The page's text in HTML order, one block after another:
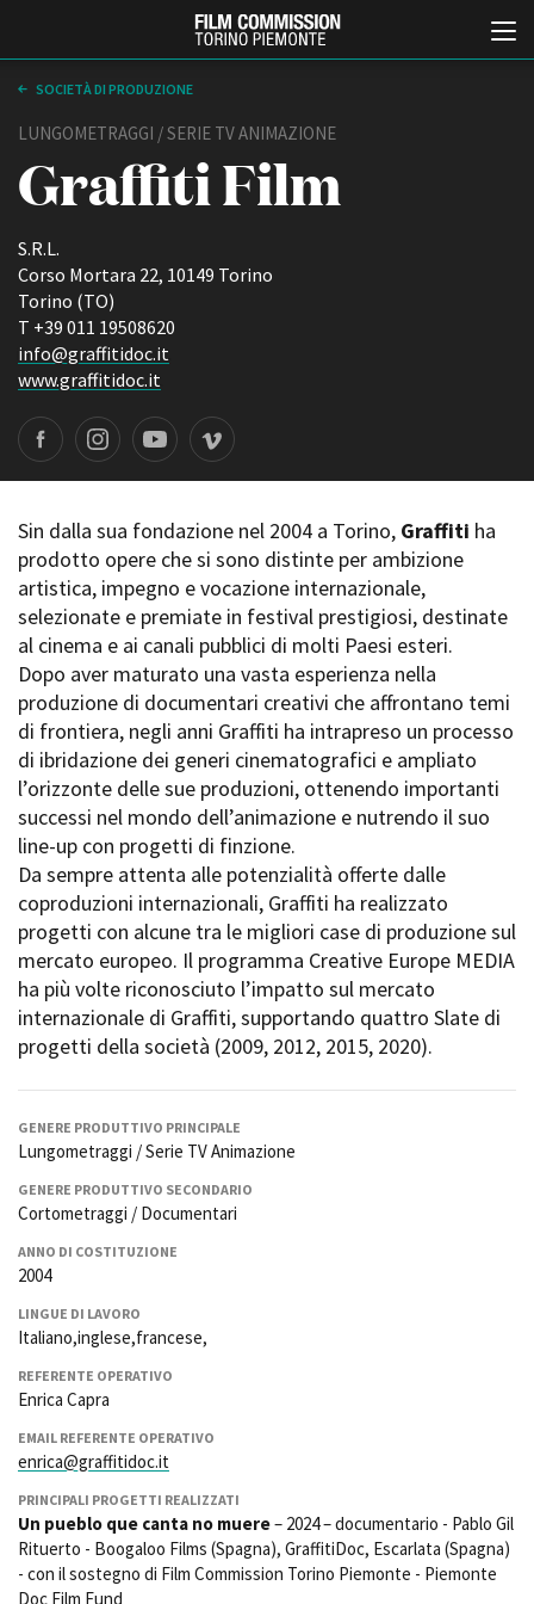
ABOUT
Chi siamo
Storia della Fondazione
Partner
Rete regionale
Bilancio sociale
Amministrazione
trasparente
Bandi e gare
Sostenibilità ambientale
SERVIZI
Servizi generali
Location scouting
Spazi nella sede FCTP
Sala Casting
Sala Paolo Tenna
FILM FUNDS
Piemonte Film Tv Fund
Piemonte Film Tv
Development Fund
Piemonte Doc Film Fund
Short Film Fund
PRODUCTION GUIDE
Strutture di servizio
Professionisti
Attrici-Attori
Beginners
LOCATION GUIDE
FILM DATABASE
BOOK DATABASE
NEWS
CASTING
Guarda che storia!
La Grazia - Immagini e
location della Torino di Paolo
Sorrentino
Open Day
Ciak in TOur!
FESTIVAL, MARKETS,
AWARDS
International Film Festival
Rotterdam
Berlinale Internationalen
Filmfestspiele Berlin
Biografilm Festival - Bio to B
Industry Days
Locarno Film Festival
Mostra Internazionale d’Arte
Cinematografica Venezia
Toronto International Film
Festival
Torino Film Festival
SOCIETÀ DI PRODUZIONE
LUNGOMETRAGGI / SERIE TV ANIMAZIONE
Graffiti Film
S.R.L.
Corso Mortara 22, 10149 Torino
Torino (TO)
T +39 011 19508620
info@graffitidoc.it
www.graffitidoc.it
Sin dalla sua fondazione nel 2004 a Torino, Graffiti ha
prodotto opere che si sono distinte per ambizione
artistica, impegno e vocazione internazionale,
selezionate e premiate in festival prestigiosi, destinate
al cinema e ai canali pubblici di molti Paesi esteri.
Dopo aver maturato una vasta esperienza nella
produzione di documentari creativi che affrontano temi
di frontiera, negli anni Graffiti ha intrapreso un processo
di ibridazione dei generi cinematografici e ampliato
l’orizzonte delle sue produzioni, ottenendo importanti
successi nel mondo dell’animazione e nutrendo il suo
line-up con progetti di finzione.
Da sempre attenta alle potenzialità offerte dalle
coproduzioni internazionali, Graffiti ha realizzato
progetti con alcune tra le migliori case di produzione sul
mercato europeo. Il programma Creative Europe MEDIA
ha più volte riconosciuto l’impatto sul mercato
internazionale di Graffiti, supportando quattro Slate di
progetti della società (2009, 2012, 2015, 2020).
GENERE PRODUTTIVO PRINCIPALE
Lungometraggi / Serie TV Animazione
GENERE PRODUTTIVO SECONDARIO
Cortometraggi / Documentari
ANNO DI COSTITUZIONE
2004
LINGUE DI LAVORO
Italiano,inglese,francese,
REFERENTE OPERATIVO
Enrica Capra
EMAIL REFERENTE OPERATIVO
enrica@graffitidoc.it
PRINCIPALI PROGETTI REALIZZATI
Un pueblo que canta no muere– 2024 – documentario - Pablo Gil
Rituerto - Boogaloo Films (Spagna), GraffitiDoc, Escarlata (Spagna)
- con il sostegno di Film Commission Torino Piemonte - Piemonte
Doc Film Fund